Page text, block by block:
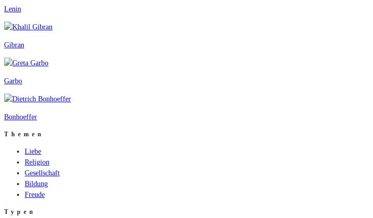
Lenin
Gibran
Garbo
Bonhoeffer
Themen
Liebe
Religion
Gesellschaft
Bildung
Freude
Typen